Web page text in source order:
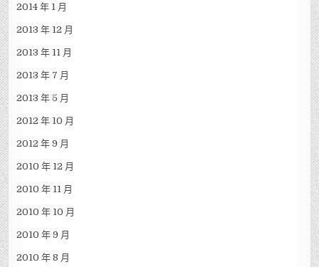
2014 年 1 月
2013 年 12 月
2013 年 11 月
2013 年 7 月
2013 年 5 月
2012 年 10 月
2012 年 9 月
2010 年 12 月
2010 年 11 月
2010 年 10 月
2010 年 9 月
2010 年 8 月